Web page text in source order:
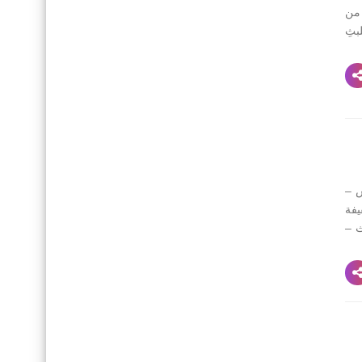
(1) يتصاعد أبيضَ شفَّافًا تحملهُ نسمةٌ بليلة (2) من
–
–